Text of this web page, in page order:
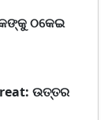
ଠକେଇ
ଉତ୍ତର